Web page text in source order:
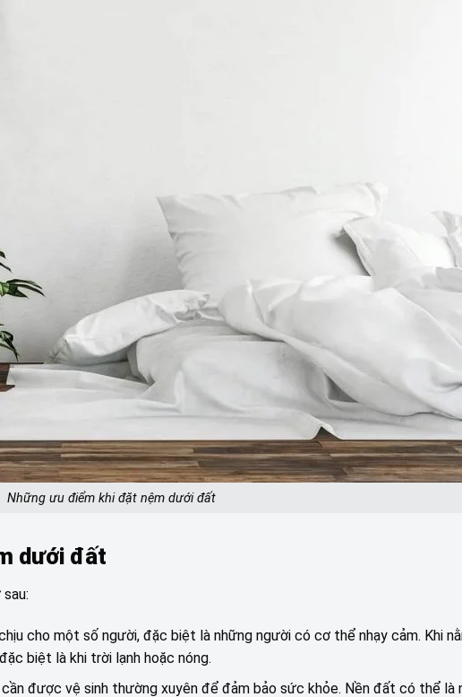
Những ưu điểm khi đặt nệm dưới đất
dưới đất
cho một số người, đặc biệt là những người có cơ thể nhạy cảm. Khi
biệt là khi trời lạnh hoặc nóng.
được vệ sinh thường xuyên để đảm bảo sức khỏe. Nền đất có thể là